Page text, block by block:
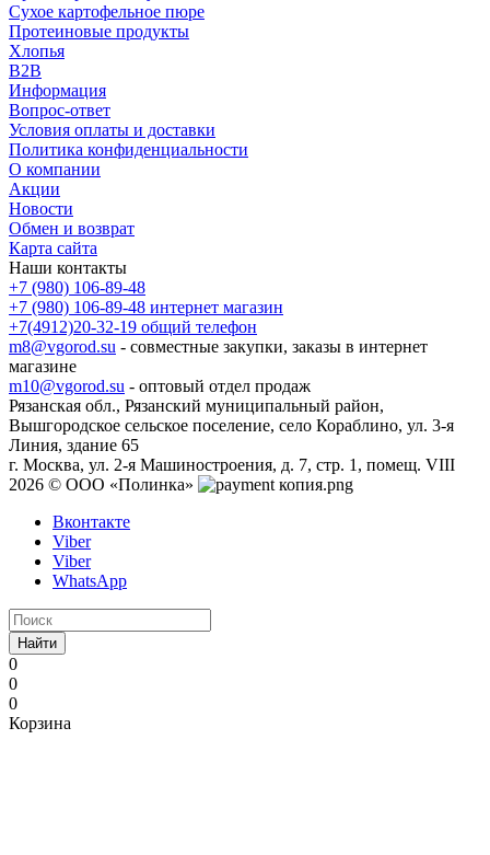
Сухое картофельное пюре
Протеиновые продукты
Хлопья
B2B
Информация
Вопрос-ответ
Условия оплаты и доставки
Политика конфиденциальности
О компании
Акции
Новости
Обмен и возврат
Карта сайта
Наши контакты
+7 (980) 106-89-48
+7 (980) 106-89-48 интернет магазин
+7(4912)20-32-19 общий телефон
m8@vgorod.su - совместные закупки, заказы в интернет
магазине
m10@vgorod.su - оптовый отдел продаж
Рязанская обл., Рязанский муниципальный район,
Вышгородское сельское поселение, село Кораблино, ул. 3-я
Линия, здание 65
г. Москва, ул. 2-я Машиностроения, д. 7, стр. 1, помещ. VIII
2026 © ООО «Полинка»
Вконтакте
Viber
Viber
WhatsApp
Найти
0
0
0
Корзина